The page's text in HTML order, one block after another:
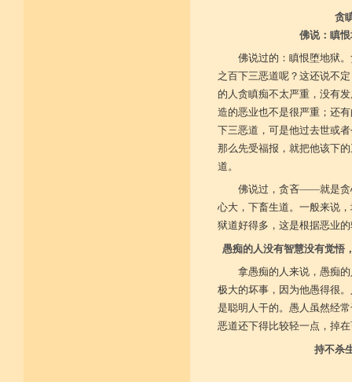
贪
佛说：瞋
佛说过的：瞋恨堕地狱
之百下三恶道呢？这还说不
的人贪瞋痴不太严重，没有
造的恶业也不是很严重；还
下三恶道，可是他过去世或
那么先受福报，就把他该下
道。
佛说过，贪吝——就是贪
心大，下畜生道。一般来说
狱道好得多，这是根据恶业
愚痴的人没有智慧没有觉悟
拿愚痴的人来说，愚痴
极大的坏事，因为他愚得很
是聪明人干的。愚人虽然经
恶道还下得比较轻一点，掉
持不杀